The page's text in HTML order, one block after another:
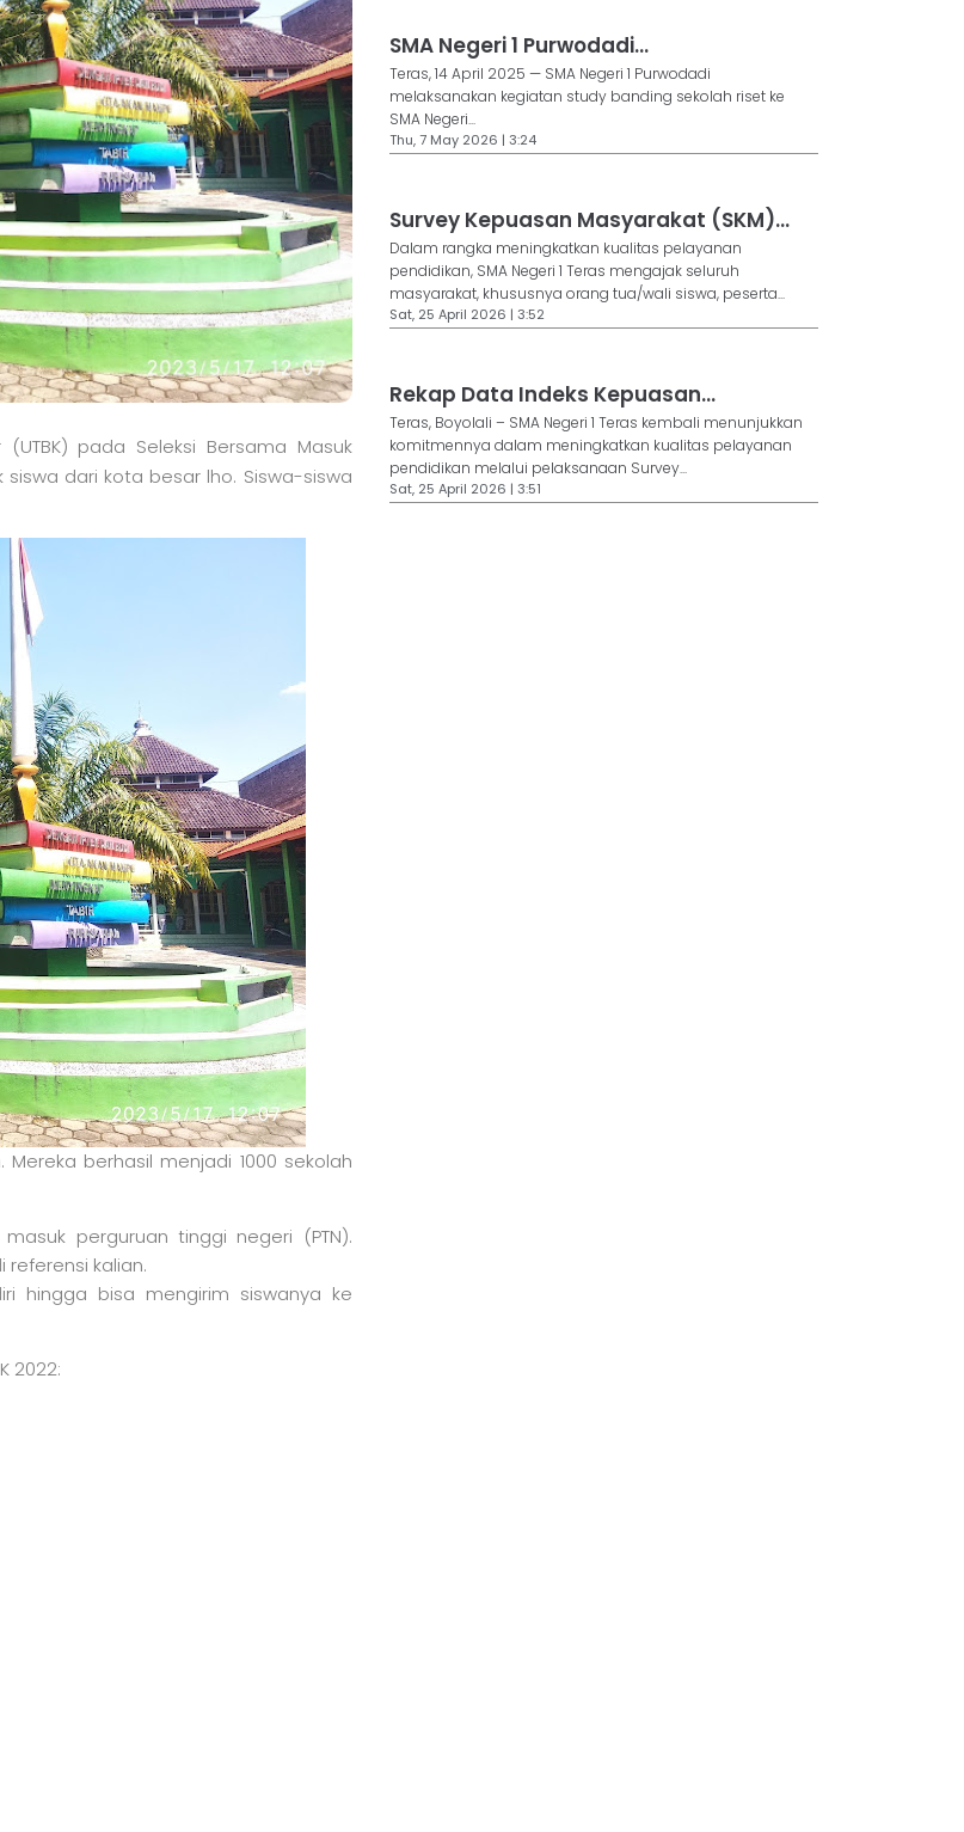
pada Seleksi Bersama Masuk
siswa dari kota besar lho. Siswa-siswa
Mereka berhasil menjadi 1000 sekolah
perguruan tinggi negeri (PTN).
referensi kalian.
hingga bisa mengirim siswanya ke
2022:
SMA Negeri 1 Purwodadi...
Teras, 14 April 2025 — SMA Negeri 1 Purwodadi
melaksanakan kegiatan study banding sekolah riset ke
SMA Negeri...
Thu, 7 May 2026 | 3:24
Survey Kepuasan Masyarakat (SKM)...
Dalam rangka meningkatkan kualitas pelayanan
pendidikan, SMA Negeri 1 Teras mengajak seluruh
masyarakat, khususnya orang tua/wali siswa, peserta...
Sat, 25 April 2026 | 3:52
Rekap Data Indeks Kepuasan...
Teras, Boyolali – SMA Negeri 1 Teras kembali menunjukkan
komitmennya dalam meningkatkan kualitas pelayanan
pendidikan melalui pelaksanaan Survey...
Sat, 25 April 2026 | 3:51